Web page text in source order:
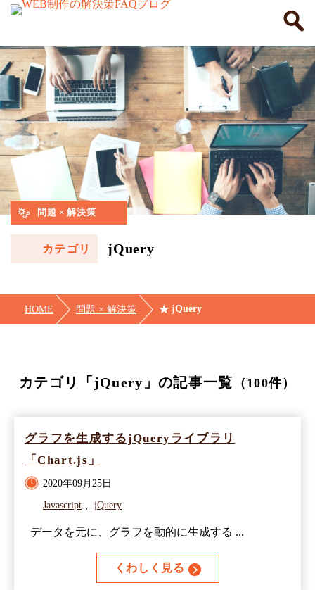
問題 × 解決策
カテゴリ jQuery
HOME 問題 × 解決策 jQuery
カテゴリ「jQuery」の記事一覧 （100件）
グラフを生成するjQueryライブラリ
「Chart.js」
2020年09月25日
Javascript 、 jQuery
データを元に、グラフを動的に生成する ...
くわしく見る